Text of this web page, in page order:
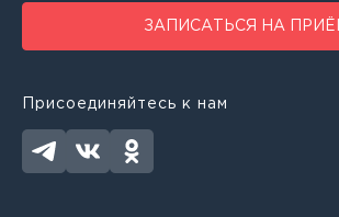
ЗАПИСАТЬСЯ НА
Присоединяйтесь к нам
Вожакова Дарья Олеговна
Воронина Светлана Николаевна
Заведующий педиатрическим
Инструктор по лечебной